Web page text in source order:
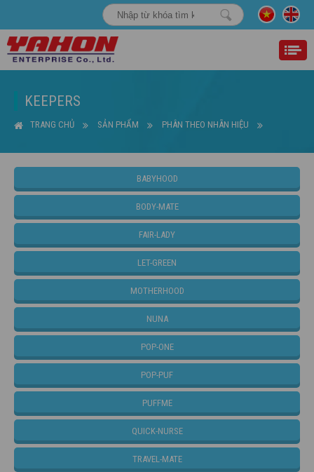
KEEPERS
TRANG CHỦ SẢN PHẨM
PHÂN THEO NHÃN HIỆU
BABYHOOD
BODY-MATE
FAIR-LADY
LET-GREEN
MOTHERHOOD
NUNA
POP-ONE
POP-PUF
PUFFME
QUICK-NURSE
TRAVEL-MATE